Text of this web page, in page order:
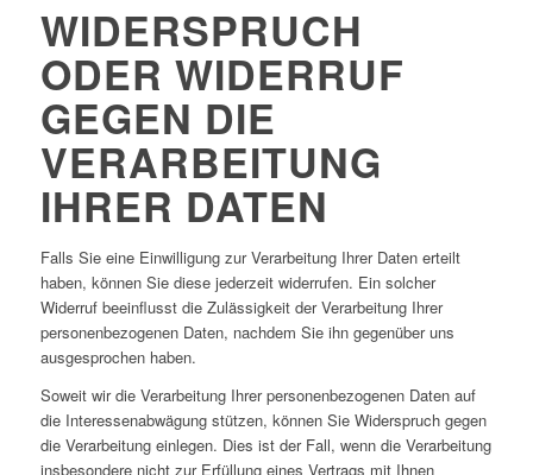
WIDERSPRUCH
ODER WIDERRUF
GEGEN DIE
VERARBEITUNG
IHRER DATEN
Falls Sie eine Einwilligung zur Verarbeitung Ihrer Daten erteilt
haben, können Sie diese jederzeit widerrufen. Ein solcher
Widerruf beeinflusst die Zulässigkeit der Verarbeitung Ihrer
personenbezogenen Daten, nachdem Sie ihn gegenüber uns
ausgesprochen haben.
Soweit wir die Verarbeitung Ihrer personenbezogenen Daten auf
die Interessenabwägung stützen, können Sie Widerspruch gegen
die Verarbeitung einlegen. Dies ist der Fall, wenn die Verarbeitung
insbesondere nicht zur Erfüllung eines Vertrags mit Ihnen